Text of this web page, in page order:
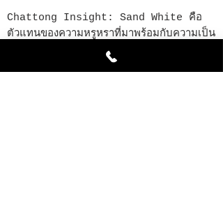
Chattong Insight: Sand White คือ
ตัวแทนของความหรูหราที่มาพร้อมกับความเป็น
ธรรมชาติครับ ด้วยโทนสีเทาทองที่เข้ากับผิวได้
ง่ายเมื่อรวมเข้ากับขนาดหน้ากว้าง 6.5 ซม.